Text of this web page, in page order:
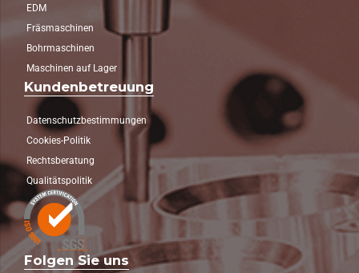
EDM
Fräsmaschinen
Bohrmaschinen
Maschinen auf Lager
Kundenbetreuung
Datenschutzbestimmungen
Cookies-Politik
Rechtsberatung
Qualitätspolitik
Folgen Sie uns